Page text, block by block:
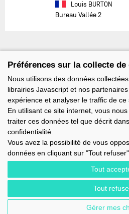
Louis BURTON
Bureau Vallée 2
IMOCA - 1 TERRE-PLEIN DU SOUS-
FRANCE - EMAIL :
MENTIONS LÉGALES-
Préférences sur la collecte de
Nous utilisons des données
librairies Javascript et nos
expérience et analyser le traffic de ce
En utilisant ce site internet, vous
traiter ces données tel que décrit
confidentialité.
Vous avez la possibilité de vous
données en cliquant sur "Tout
Tout
Tout
Gérer mes